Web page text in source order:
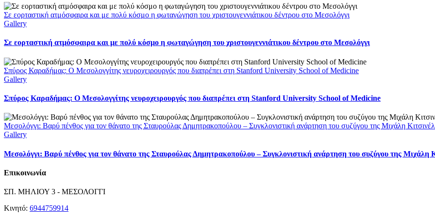
Σε εορταστική ατμόσφαιρα και με πολύ κόσμο η φωταγώγηση του χριστουγεννιάτικου δέντρου στο Μεσολόγγι
Gallery
Σε εορταστική ατμόσφαιρα και με πολύ κόσμο η φωταγώγηση του χριστουγεννιάτικου δέντρου στο Μεσολόγγι
Σπύρος Καραδήμας: Ο Μεσολογγίτης νευροχειρουργός που διαπρέπει στη Stanford University School of Medicine
Gallery
Σπύρος Καραδήμας: Ο Μεσολογγίτης νευροχειρουργός που διαπρέπει στη Stanford University School of Medicine
Μεσολόγγι: Βαρύ πένθος για τον θάνατο της Σταυρούλας Δημητρακοπούλου – Συγκλονιστική ανάρτηση του συζύγου της Μιχάλη
Gallery
Μεσολόγγι: Βαρύ πένθος για τον θάνατο της Σταυρούλας Δημητρακοπούλου – Συγκλονιστική ανάρτηση του συζύγου της Μιχάλη
Επικοινωνία
ΣΠ. ΜΗΛΙΟΥ 3 - ΜΕΣΟΛΟΓΓΙ
Κινητό: 6944759914